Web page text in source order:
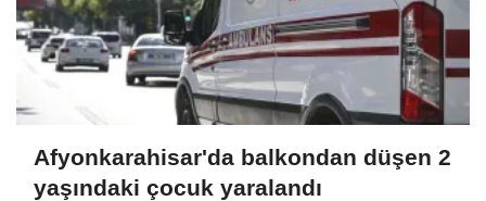
Afyonkarahisar'da balkondan düşen 2
yaşındaki çocuk yaralandı